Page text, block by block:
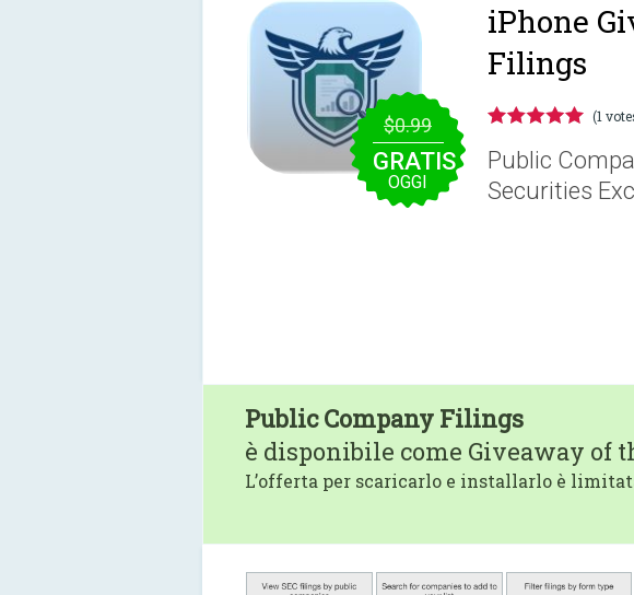
$0.99
GRATIS
OGGI
iPhone
Filings
(1
Public
Securities
Public Company Filings
è disponibile come Giveaway of
L’offerta per scaricarlo e installarlo è